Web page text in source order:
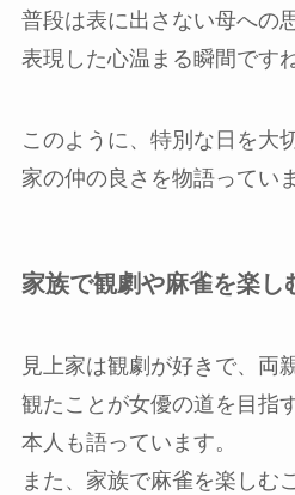
普段は表に出さない母への
表現した心温まる瞬間ですね
このように、特別な日を大
家の仲の良さを物語ってい
家族で観劇や麻雀を楽し
見上家は観劇が好きで、両
観たことが女優の道を目指
本人も語っています。
また、家族で麻雀を楽しむ